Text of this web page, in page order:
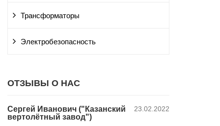
Трансформаторы
Электробезопасность
ОТЗЫВЫ О НАС
Сергей Иванович ("Казанский
вертолётный завод")
23.02.2022 Владимир